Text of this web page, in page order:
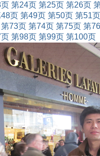
第24页 第25页 第26页
页 第49页 第50页 第51页
第73页 第74页 第75页 第
第98页 第99页 第100页